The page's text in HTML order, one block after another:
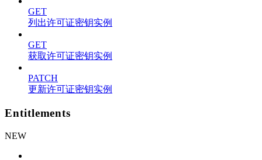
GET
列出许可证密钥实例
GET
获取许可证密钥实例
PATCH
更新许可证密钥实例
Entitlements
NEW